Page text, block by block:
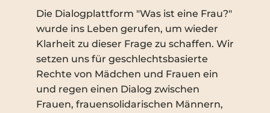
Die Dialogplattform "Was ist eine Frau?"
wurde ins Leben gerufen, um wieder
Klarheit zu dieser Frage zu schaffen. Wir
setzen uns für geschlechtsbasierte
Rechte von Mädchen und Frauen ein
und regen einen Dialog zwischen
Frauen, frauensolidarischen Männern,